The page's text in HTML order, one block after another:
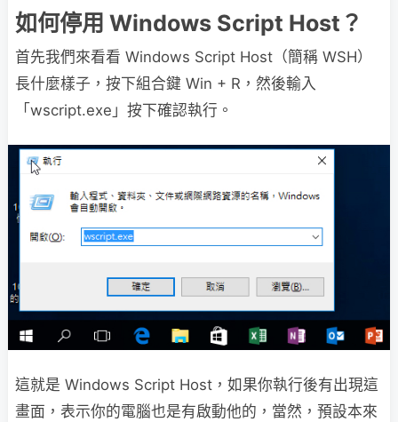
如何停用 Windows Script Host？
首先我們來看看 Windows Script Host（簡稱 WSH）
長什麼樣子，按下組合鍵 Win + R，然後輸入
「wscript.exe」按下確認執行。
這就是 Windows Script Host，如果你執行後有出現這
畫面，表示你的電腦也是有啟動他的，當然，預設本來